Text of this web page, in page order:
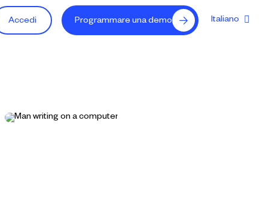
Accedi Programmare una demo Italiano